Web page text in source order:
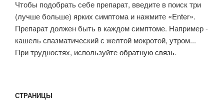
Чтобы подобрать себе препарат, введите в поиск три
(лучше больше) ярких симптома и нажмите «Enter».
Препарат должен быть в каждом симптоме. Например -
кашель спазматический с желтой мокротой, утром...
При трудностях, используйтеобратную связь.
СТРАНИЦЫ